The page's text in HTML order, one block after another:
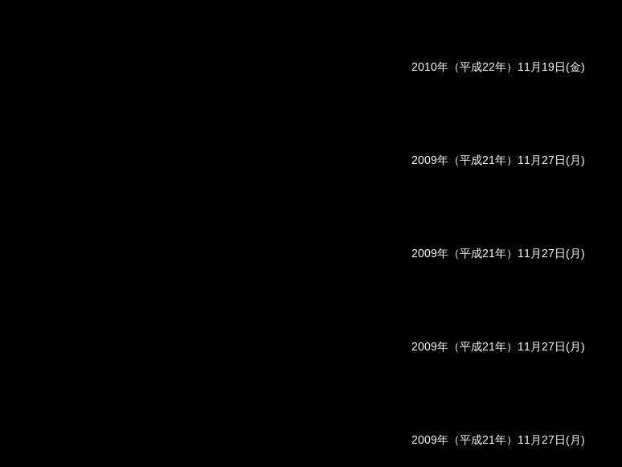
2010年（平成22年）11月19日(金)
2009年（平成21年）11月27日(月)
2009年（平成21年）11月27日(月)
2009年（平成21年）11月27日(月)
2009年（平成21年）11月27日(月)